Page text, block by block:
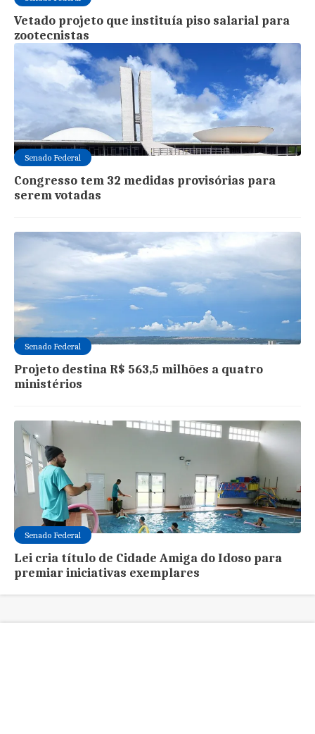
Vetado projeto que instituía piso salarial para
zootecnistas
Senado Federal
Congresso tem 32 medidas provisórias para
serem votadas
Senado Federal
Projeto destina R$ 563,5 milhões a quatro
ministérios
Senado Federal
Lei cria título de Cidade Amiga do Idoso para
premiar iniciativas exemplares